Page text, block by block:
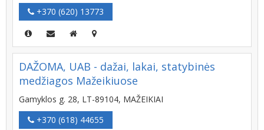
+370 (620) 13773
DAŽOMA, UAB - dažai, lakai, statybinės
medžiagos Mažeikiuose
Gamyklos g. 28, LT-89104, MAŽEIKIAI
+370 (618) 44655